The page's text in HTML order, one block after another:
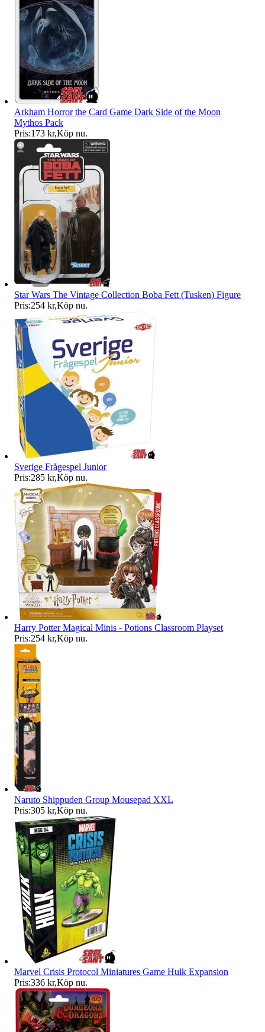
Arkham Horror the Card Game Dark Side of the Moon
Mythos Pack
Pris:173 kr,Köp nu.
Star Wars The Vintage Collection Boba Fett (Tusken) Figure
Pris:254 kr,Köp nu.
Sverige Frågespel Junior
Pris:285 kr,Köp nu.
Harry Potter Magical Minis - Potions Classroom Playset
Pris:254 kr,Köp nu.
Naruto Shippuden Group Mousepad XXL
Pris:305 kr,Köp nu.
Marvel Crisis Protocol Miniatures Game Hulk Expansion
Pris:336 kr,Köp nu.